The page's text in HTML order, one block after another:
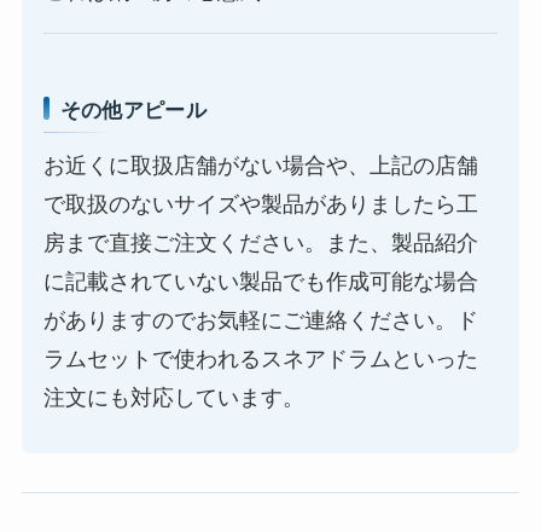
その他アピール
お近くに取扱店舗がない場合や、上記の店舗
で取扱のないサイズや製品がありましたら工
房まで直接ご注文ください。また、製品紹介
に記載されていない製品でも作成可能な場合
がありますのでお気軽にご連絡ください。ド
ラムセットで使われるスネアドラムといった
注文にも対応しています。